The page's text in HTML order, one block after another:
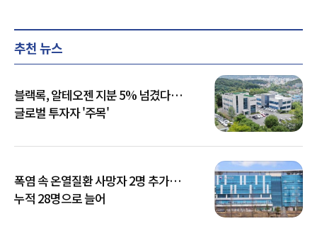
추천 뉴스
블랙록, 알테오젠 지분 5% 넘겼다…
글로벌 투자자 '주목'
폭염 속 온열질환 사망자 2명 추가…
누적 28명으로 늘어